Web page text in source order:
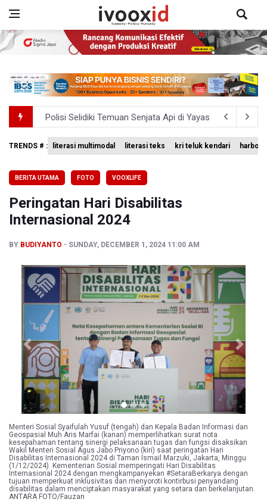
Polisi Selidiki Temuan Senjata Api di Yayasan Sekolah
995 Senjata Api Ditemukan di Sekolah Swasta di
KKI Sebut Ada 10 Nakes Diduga Beri Komentar
Polda Metro Jaya Pulangkan Tiga WNI Korban TPPO dari
TRENDS # : literasi multimodal literasi teks kri teluk kendari
BERITA UTAMA FOTO VOOXLIFE
Peringatan Hari Disabilitas
Internasional 2024
BY BUDIYANTO SUNDAY, DECEMBER 1, 2024 11:00 AM
Previous Next
Menteri Sosial Syaifulah Yusuf (tengah) dan Kepala Badan Informasi dan
Geospasial Muh Aris Marfai (kanan) memperlihatkan surat nota
kesepahaman tentang sinergi pelaksanaan tugas dan fungsi disaksikan
Wakil Menteri Sosial Agus Jabo Priyono (kiri) saat peringatan Hari
Disabilitas Internasional 2024 di Taman Ismail Marzuki, Jakarta, Minggu
(1/12/2024). Kementerian Sosial memperingati Hari Disabilitas
Internasional 2024 dengan mengkampanyekan #SetaraBerkarya dengan
tujuan memperkuat inklusivitas dan menyoroti kontirbusi penyandang
disabilitas dalam menciptakan masyarakat yang setara dan berkelanjutan.
ANTARA FOTO/Fauzan